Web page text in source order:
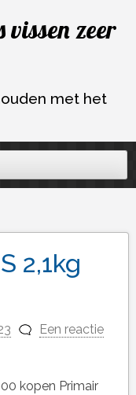
zeer
met het
2,1kg
Een reactie
kopen Primair